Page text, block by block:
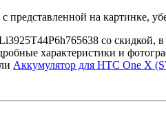
на картинке,
со скидкой,
характеристики и
Аккумулятор для HTC One X